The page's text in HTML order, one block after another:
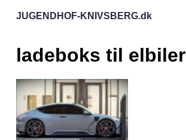
JUGENDHOF-KNIVSBERG.dk
ladeboks til elbiler